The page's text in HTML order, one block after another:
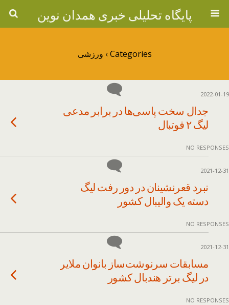
پایگاه تحلیلی خبری همدان نوین
Categories › ورزشی
2022-01-19
جدال سخت پاسی‌ها در برابر مدعی
لیگ ۲ فوتبال
NO RESPONSES
2021-12-31
نبرد قعرنشینان در دور رفت لیگ
دسته یک والیبال کشور
NO RESPONSES
2021-12-31
مسابقات سرنوشت‌ساز بانوان ملایر
در لیگ برتر هندبال کشور
NO RESPONSES